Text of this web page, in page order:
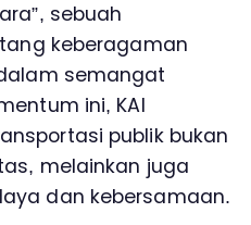
sebuah
keberagaman
semangat
ini, KAI
publik bukan
melainkan juga
dan kebersamaan.